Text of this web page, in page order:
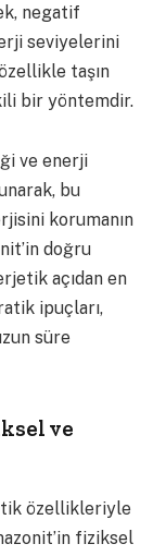
negatif
seviyelerini
özellikle taşın
bir yöntemdir.
ve enerji
bu
korumanın
doğru
açıdan en
ipuçları,
süre
ve
özellikleriyle
fiziksel